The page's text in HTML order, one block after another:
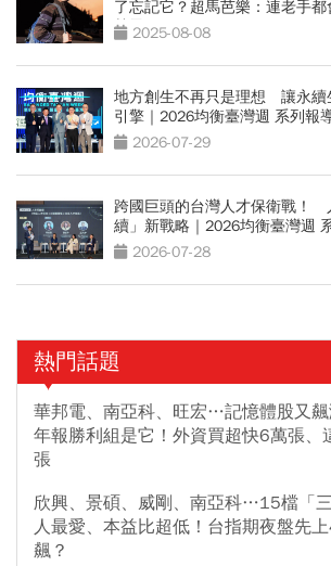
了忘記它？超馬芭樂：連老手都
禁忌」
2025-08-08
地方創生不再只是理想 讓永續
引擎｜2026均衡臺灣週 系列報
2026-07-29
跨國巨頭的台灣人才保衛戰！
續」新戰略｜2026均衡臺灣週
2026-07-28
熱門話題
華邦電、南亞科、旺宏…記憶體股又
年報勝利組是它！外資買超快6萬張、
張
欣興、景碩、威剛、南亞科…15檔「
人最愛、本益比超低！台指期夜盤先
飆？